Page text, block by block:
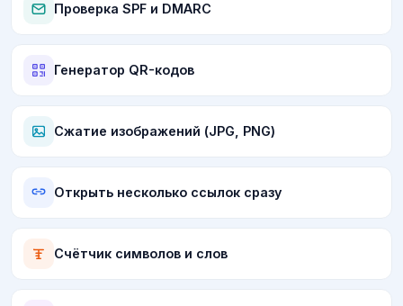
Проверка SPF и DMARC
Генератор QR-кодов
Сжатие изображений (JPG, PNG)
Открыть несколько ссылок сразу
Счётчик символов и слов